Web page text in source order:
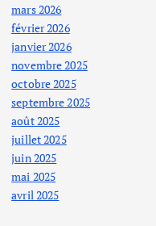
mars 2026
février 2026
janvier 2026
novembre 2025
octobre 2025
septembre 2025
août 2025
juillet 2025
juin 2025
mai 2025
avril 2025